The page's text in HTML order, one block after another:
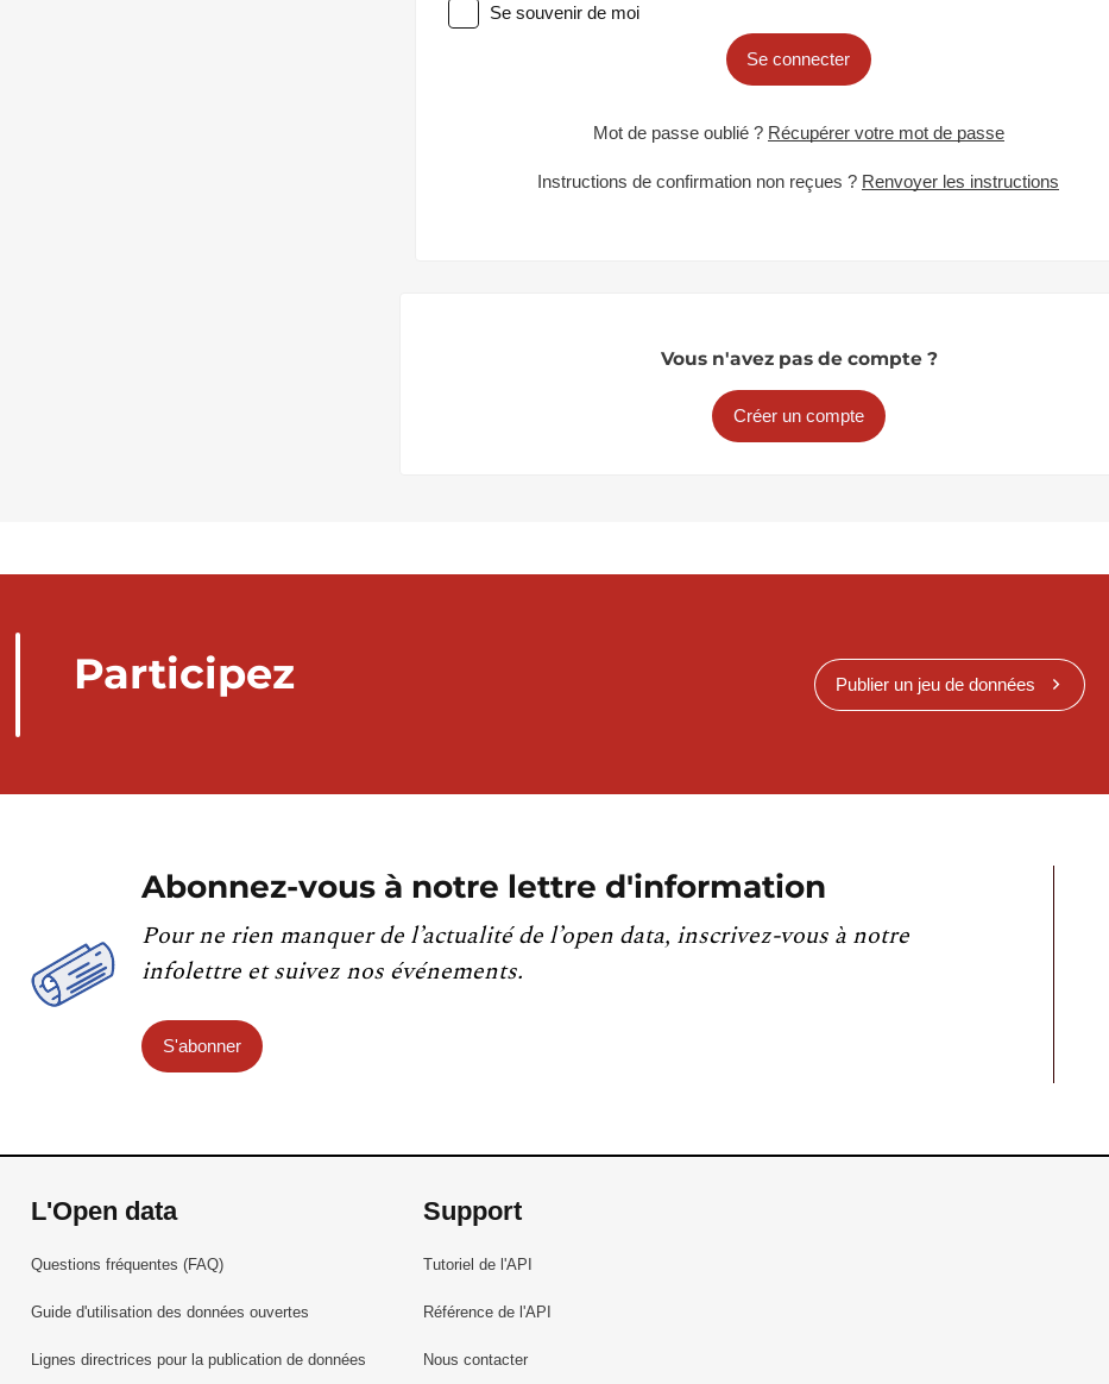
Se souvenir de moi
Se connecter
Mot de passe oublié ? Récupérer votre mot de passe
Instructions de confirmation non reçues ? Renvoyer les instructions
Vous n'avez pas de compte ?
Créer un compte
Participez Publier un jeu de données
Abonnez-vous à notre lettre d'information
Pour ne rien manquer de l’actualité de l’open data, inscrivez-vous à notre
infolettre et suivez nos événements.
S'abonner
L'Open data
Questions fréquentes (FAQ)
Guide d'utilisation des données ouvertes
Lignes directrices pour la publication de données
Support
Tutoriel de l'API
Référence de l'API
Nous contacter